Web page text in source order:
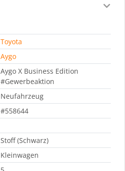
Toyota
Aygo
Aygo X Business Edition
#Gewerbeaktion
Neufahrzeug
#558644
Stoff (Schwarz)
Kleinwagen